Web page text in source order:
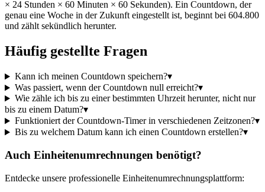
× 24 Stunden × 60 Minuten × 60 Sekunden). Ein Countdown, der
genau eine Woche in der Zukunft eingestellt ist, beginnt bei 604.800
und zählt sekündlich herunter.
Häufig gestellte Fragen
Kann ich meinen Countdown speichern?▾
Was passiert, wenn der Countdown null erreicht?▾
Wie zähle ich bis zu einer bestimmten Uhrzeit herunter, nicht nur
bis zu einem Datum?▾
Funktioniert der Countdown-Timer in verschiedenen Zeitzonen?▾
Bis zu welchem Datum kann ich einen Countdown erstellen?▾
Auch Einheitenumrechnungen benötigt?
Entdecke unsere professionelle Einheitenumrechnungsplattform: